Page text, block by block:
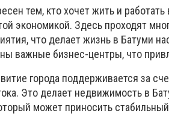
тем, кто хочет жить и
экономикой. Здесь проходят
что делает жизнь в Батуми
важные бизнес-центры, что
города поддерживается за
Это делает недвижимость в
может приносить